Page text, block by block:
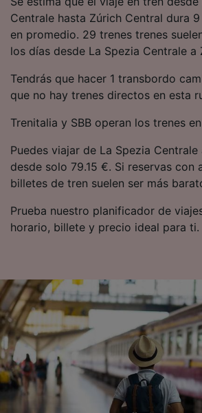
Centrale hasta Zúrich Central dura
en promedio. 29 trenes trenes
los días desde La Spezia Centrale a
Tendrás que hacer 1 transbordo
que no hay trenes directos en esta
Trenitalia y SBB operan los trenes
Puedes viajar de La Spezia
desde solo 79.15 €. Si reservas con
billetes de tren suelen ser más
Prueba nuestro planificador de
horario, billete y precio ideal para ti.
precisa. Analizar activamente
características del dispositivo
identificación. Almacenar la
dispositivo y/o acceder a ella.
publicidad y contenido,
audiencia y desarrollo de
Lista de asociados